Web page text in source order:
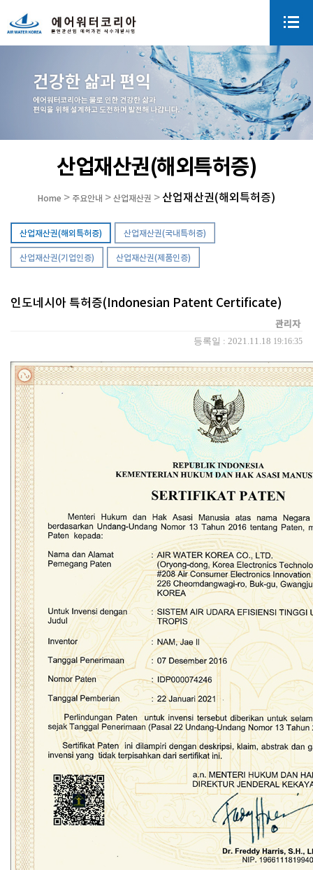
산업재산권(해외특허증)
Home > 주요안내 > 산업재산권 > 산업재산권(해외특허증)
산업재산권(해외특허증) 산업재산권(국내특허증)
산업재산권(기업인증) 산업재산권(제품인증)
인도네시아 특허증(Indonesian Patent Certificate)
관리자
등록일 : 2021.11.18 19:16:35